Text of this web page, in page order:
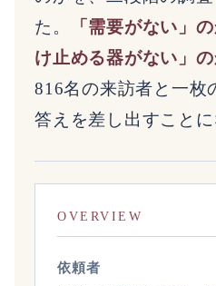
た。
「需要がない」
け止める器がない」
816名の来訪者と一枚
答えを差し出すことに
OVERVIEW
依頼者